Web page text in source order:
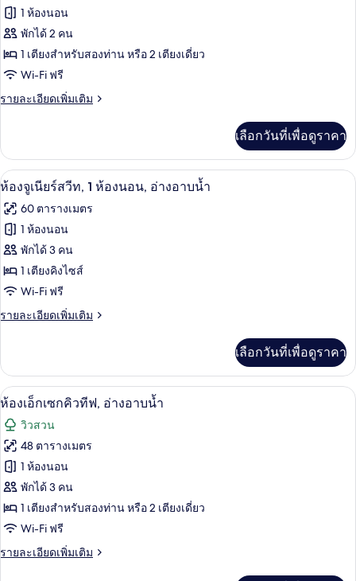
นอน,
อ่างอาบน้ำ
เชีย
ล
สวี
ท,
ห้อง
อ่างอาบน้ำ
ของ
ห้อง
คลับ,
อ่างอาบน้ำ,
วิว
1 ห้องนอน
พักได้ 2 คน
1 เตียงสำหรับสองท่าน หรือ 2 เตียงเดี่ยว
Wi-Fi ฟรี
รายละเอียดเพิ่มเติม
ราย
เกี่ยว
กับ
ห้อง
อ่างอาบน้ำ,
วิว
สวน
เลือกวันที่เพื่อดูราคา
เปิด
ภาพถ่าย
ทั้งหมด
ของ
ห้อง
จู
เนียร์
1
ห้อง
นอน,
อ่างอาบน้ำ
ห้องจูเนียร์สวีท, 1 ห้องนอน, อ่างอาบน้ำ
11
ห้องจูเนียร์สวีท, 1 ห้องนอน, อ่างอาบน้ำ
60 ตารางเมตร
1 ห้องนอน
พักได้ 3 คน
1 เตียงคิงไซส์
Wi-Fi ฟรี
รายละเอียดเพิ่มเติม
ราย
เกี่ยว
กับ
ห้อง
เนียร์
สวี
ท,
ห้อง
นอน,
อ่างอาบน้ำ
เลือกวันที่เพื่อดูราคา
เปิด
ภาพถ่าย
ทั้งหมด
ของ
ห้อง
เอ็ก
เซก
คิว
มินิบาร์, ตู้นิรภัยในห้องพัก, โต๊ะทำงาน,
8
ห้องเอ็กเซกคิวทีฟ, อ่างอาบน้ำ
วิวสวน
48 ตารางเมตร
1 ห้องนอน
พักได้ 3 คน
1 เตียงสำหรับสองท่าน หรือ 2 เตียงเดี่ยว
Wi-Fi ฟรี
รายละเอียดเพิ่มเติม
ราย